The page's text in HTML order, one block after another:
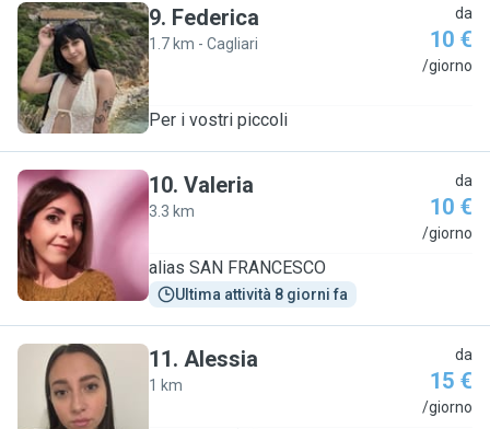
F
9. Federica
1.7 km - Cagliari
da
10 €
/giorno
Per i vostri piccoli
V
10. Valeria
3.3 km
da
10 €
/giorno
alias SAN FRANCESCO
Ultima attività 8 giorni fa
A
11. Alessia
1 km
da
15 €
/giorno